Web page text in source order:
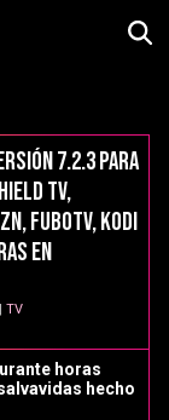
7.2.3 para
TV,
fuboTV, KODI
en
| TV
horas
hecho